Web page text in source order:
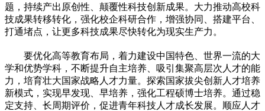
题，持续产出原创性、颠覆性科技创新成果。大力推动高校科
技成果转移转化，强化校企科研合作，增强协同、搭建平台、
打通堵点，让更多科技成果尽快转化为现实生产力。
要优化高等教育布局，着力建设中国特色、世界一流的大
学和优势学科，不断提升自主培养、吸引集聚高层次人才的能
力，培育壮大国家战略人才力量。探索国家拔尖创新人才培养
新模式，实现早发现、早培养，强化工程硕博士培养。通过稳
定支持、长周期评价，促进青年科技人才成长发展。顺应人才